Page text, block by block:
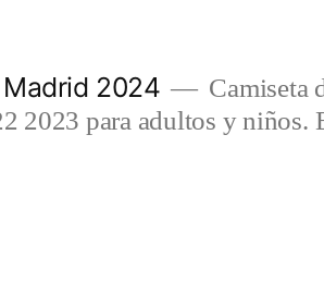
2024
Camiseta
2023 para adultos y niños.